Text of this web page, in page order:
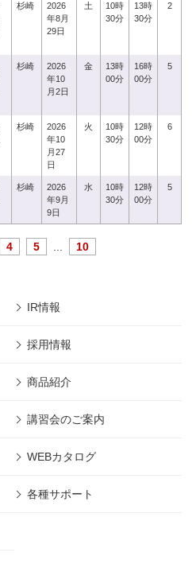
杉崎
2026
年8月
29日
土
10時
30分
13時
30分
2
杉崎
2026
年10
月2日
金
13時
00分
16時
00分
5
杉崎
2026
年10
月27
日
火
10時
30分
12時
00分
6
杉崎
2026
年9月
9日
水
10時
30分
12時
00分
5
4 5 10
IR情報
採用情報
商品紹介
講習会のご案内
WEBカタログ
各種サポート